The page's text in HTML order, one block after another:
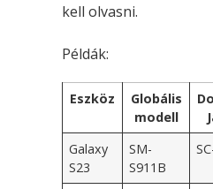
kell olvasni.
Példák:
Eszköz
Globális
modell
Galaxy
S23
SM-
S911B